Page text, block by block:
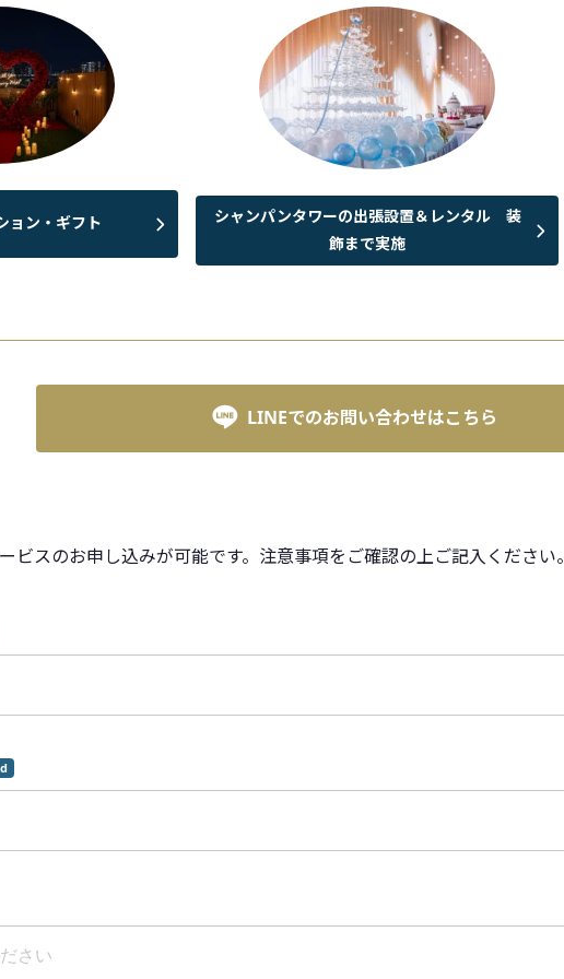
ョン・ギフト
シャンパンタワーの出張設置＆レンタル 装
飾まで実施
LINEでのお問い合わせはこちら
ビスのお申し込みが可能です。注意事項をご確認の上ご記入ください。